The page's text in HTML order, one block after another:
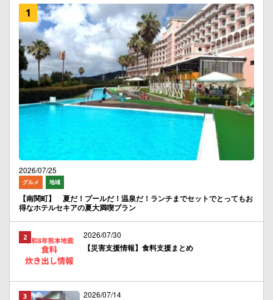
2026/07/25
グルメ 地域
【南関町】 夏だ！プールだ！温泉だ！ランチまでセットでとってもお
得なホテルセキアの夏大満喫プラン
2026/07/30
【災害支援情報】食料支援まとめ
2026/07/14